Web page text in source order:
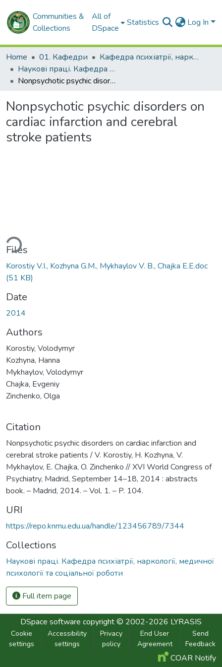
Communities &
Collections
All of
DSpace
Statistics Log In
Home 01. Кафедри
Кафедра психіатрії, наркології, медичної психології та соціальної роботи
Наукові праці. Кафедра психіатрії, наркології, медичної психології та соціальної роботи
Nonpsychotic psychic disorders on cardiac infarction and cerebral stroke patients
Nonpsychotic psychic disorders on
cardiac infarction and cerebral
stroke patients
Files
Korostiy V.I., Kozhyna G.M., Mykhaylov V. B., Chajka E.E.doc
(51 KB)
Date
2014
Authors
Korostiy, Volodymyr
Kozhyna, Hanna
Mykhaylov, Volodymyr
Chajka, Evgeniy
Zinchenko, Olga
Citation
Nonpsychotic psychic disorders on cardiac infarction and
cerebral stroke patients / V. Korostiy, H. Kozhyna, V.
Mykhaylov, E. Chajka, O. Zinchenko // XVI World Congress of
Psychiatry, Madrid, September 14–18, 2014 : abstracts
book. – Madrid, 2014. – Vol. 1. – P. 104.
URI
https://repo.knmu.edu.ua/handle/123456789/7344
Collections
Наукові праці. Кафедра психіатрії, наркології, медичної
психології та соціальної роботи
Full item page
DSpace software copyright © 2002-2026 LYRASIS
Cookie
settings
Accessibility
settings
Privacy
policy
End User
Agreement
Send
Feedback
COAR Notify